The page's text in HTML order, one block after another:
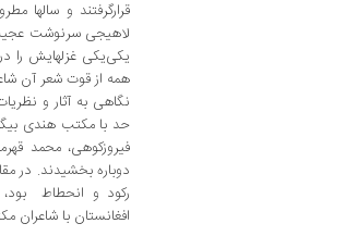
قرارگرفتند و سالها
لاهیجی سرنوشت
یکی‌یکی غزلهایش را
همه از قوت شعر آن
نگاهی به آثار و
حد با مکتب هندی
فیروزکوهی‌، محمد
دوباره بخشیدند. در
رکود و انحطاط
افغانستان با